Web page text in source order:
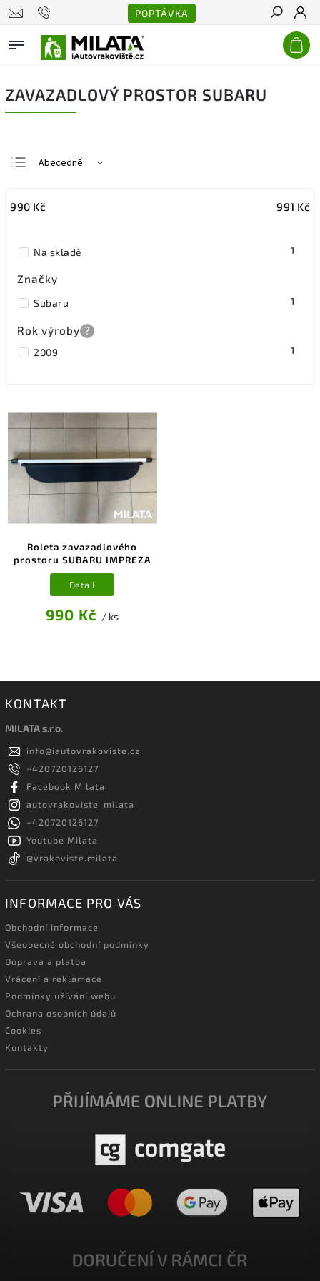
POPTÁVKA
Hledat
ZAVAZADLOVÝ PROSTOR SUBARU
Abecedně
Nejdražší
990 Kč 991 Kč
Na skladě 1
Značky
Subaru 1
Rok výroby ?
2009 1
Roleta zavazadlového
prostoru SUBARU IMPREZA
990 Kč / ks
Detail
KONTAKT
MILATA s.r.o.
info@iautovrakoviste.cz
+420720126127
Facebook Milata
autovrakoviste_milata
+420720126127
Youtube Milata
@vrakoviste.milata
INFORMACE PRO VÁS
Obchodní informace
Všeobecné obchodní podmínky
Doprava a platba
Vrácení a reklamace
Podmínky užívání webu
Ochrana osobních údajů
Cookies
Kontakty